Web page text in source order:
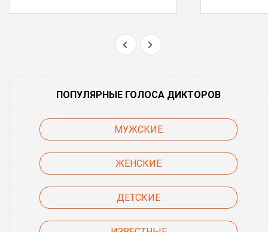
ПОПУЛЯРНЫЕ ГОЛОСА ДИКТОРОВ
МУЖСКИЕ
ЖЕНСКИЕ
ДЕТСКИЕ